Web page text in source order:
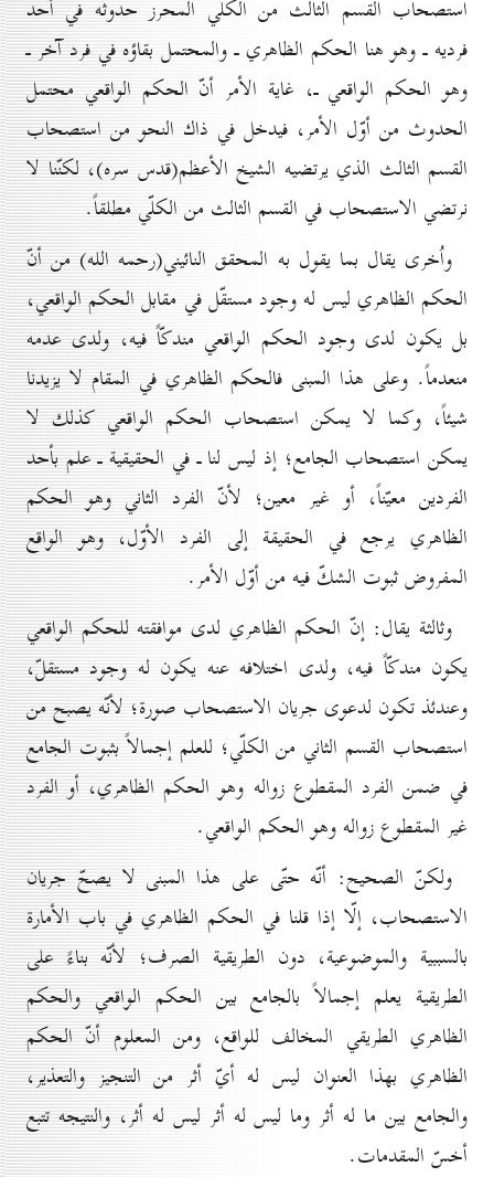
استصحاب القسم الثالث من الكلّي المحرز حدوثه في أحد
فرديه ـ وهو هنا الحكم الظاهري ـ والمحتمل بقاؤه في فرد آخر ـ
وهو الحكم الواقعي ـ، غاية الأمر أنّ الحكم الواقعي محتمل
الحدوث من أوّل الأمر، فيدخل في ذاك النحو من استصحاب
القسم الثالث الذي يرتضيه الشيخ الأعظم(قدس سره)، لكنّنا لا
نرتضي الاستصحاب في القسم الثالث من الكلّي مطلقاً.
واُخرى يقال بما يقول به المحقق النائيني(رحمه الله) من أنّ
الحكم الظاهري ليس له وجود مستقّل في مقابل الحكم الواقعي،
بل يكون لدى وجود الحكم الواقعي مندكّاً فيه، ولدى عدمه
منعدماً. وعلى هذا المبنى فالحكم الظاهري في المقام لا يزيدنا
شيئاً، وكما لا يمكن استصحاب الحكم الواقعي كذلك لا
يمكن استصحاب الجامع؛ إذ ليس لنا ـ في الحقيقية ـ علم بأحد
الفردين معيّناً، أو غير معين؛ لأنّ الفرد الثاني وهو الحكم
الظاهري يرجع في الحقيقة إلى الفرد الأوّل، وهو الواقع
المفروض ثبوت الشكّ فيه من أوّل الأمر.
وثالثة يقال: إنّ الحكم الظاهري لدى موافقته للحكم الواقعي
يكون مندكّاً فيه، ولدى اختلافه عنه يكون له وجود مستقلّ،
وعندئذ تكون لدعوى جريان الاستصحاب صورة؛ لأنّه يصبح من
استصحاب القسم الثاني من الكلّي؛ للعلم إجمالاً بثبوت الجامع
في ضمن الفرد المقطوع زواله وهو الحكم الظاهري، أو الفرد
غير المقطوع زواله وهو الحكم الواقعي.
ولكنّ الصحيح: أنّه حتّى على هذا المبنى لا يصحّ جريان
الاستصحاب، إلّا إذا قلنا في الحكم الظاهري في باب الأمارة
بالسببية والموضوعية، دون الطريقية الصرف؛ لأنّه بناءً على
الطريقية يعلم إجمالاً بالجامع بين الحكم الواقعي والحكم
الظاهري الطريقي المخالف للواقع، ومن المعلوم أنّ الحكم
الظاهري بهذا العنوان ليس له أيّ أثر من التنجيز والتعذير،
والجامع بين ما له أثر وما ليس له أثر ليس له أثر، والنتيجه تتبع
أخسّ المقدمات.